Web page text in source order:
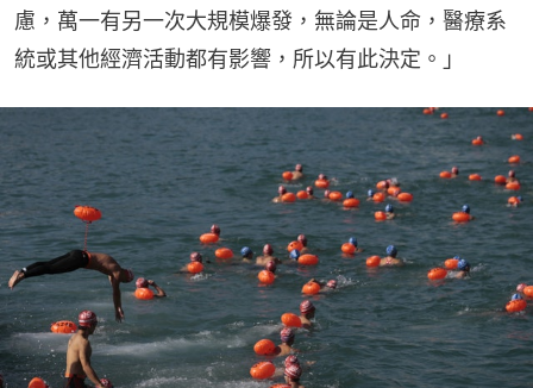
慮，萬一有另一次大規模爆發，無論是人命，醫療系
統或其他經濟活動都有影響，所以有此決定。」